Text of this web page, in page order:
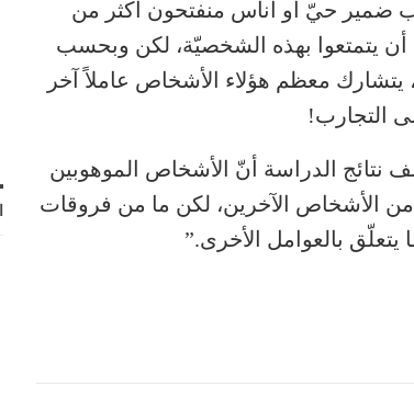
ضمير حيّ أو أناس منفتحون أكثر من
يتمتعوا بهذه الشخصيّة، لكن وبحسب
يتشارك معظم هؤلاء الأشخاص عاملاً آخر
التجارب!
نتائج الدراسة أنّ الأشخاص الموهوبين
من الأشخاص الآخرين، لكن ما من فروقات
بالعوامل الأخرى.”